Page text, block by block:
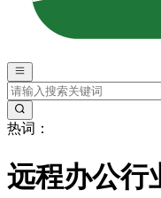
热词：
远程办公行